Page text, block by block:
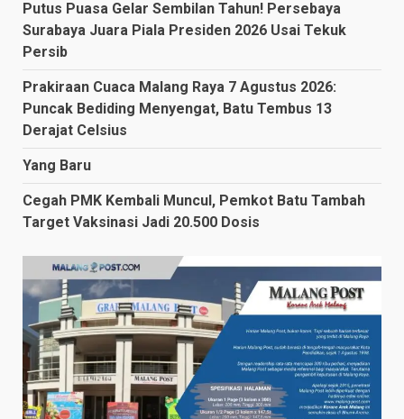
Putus Puasa Gelar Sembilan Tahun! Persebaya
Surabaya Juara Piala Presiden 2026 Usai Tekuk
Persib
Prakiraan Cuaca Malang Raya 7 Agustus 2026:
Puncak Bediding Menyengat, Batu Tembus 13
Derajat Celsius
Yang Baru
Cegah PMK Kembali Muncul, Pemkot Batu Tambah
Target Vaksinasi Jadi 20.500 Dosis